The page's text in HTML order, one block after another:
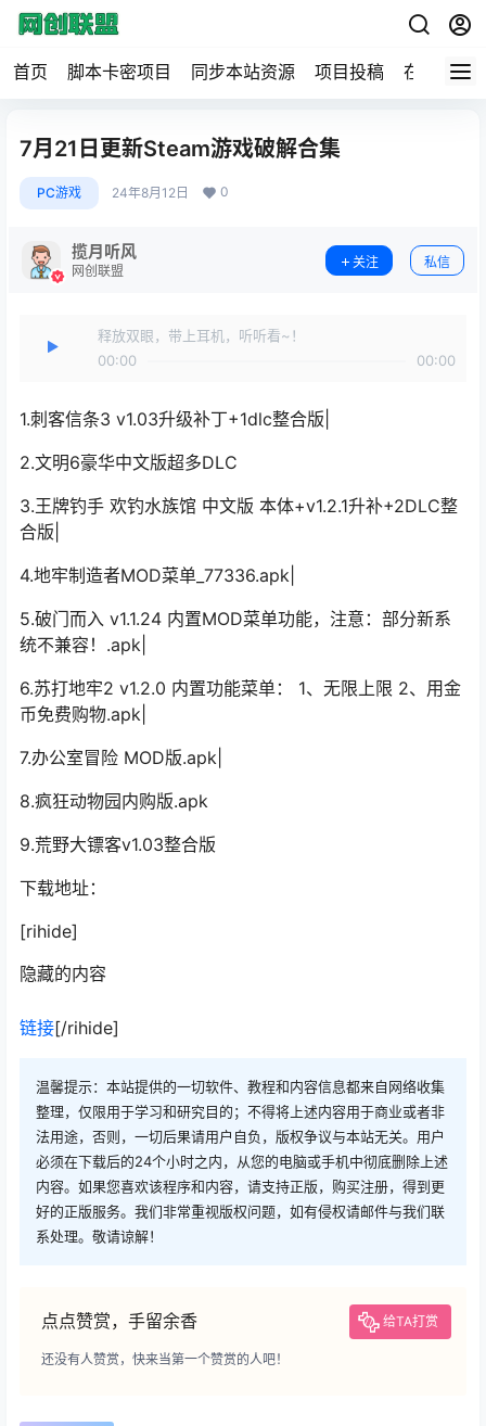
首页 脚本卡密项目 同步本站资源 项目投稿 在线工具
7月21日更新Steam游戏破解合集
PC游戏 24年8月12日 0
揽月听风
网创联盟
关注 私信
释放双眼，带上耳机，听听看~！
00:00
00:00
1.刺客信条3 v1.03升级补丁+1dlc整合版|
2.文明6豪华中文版超多DLC
3.王牌钓手 欢钓水族馆 中文版 本体+v1.2.1升补+2DLC整
合版|
4.地牢制造者MOD菜单_77336.apk|
5.破门而入 v1.1.24 内置MOD菜单功能，注意：部分新系
统不兼容！.apk|
6.苏打地牢2 v1.2.0 内置功能菜单： 1、无限上限 2、用金
币免费购物.apk|
7.办公室冒险 MOD版.apk|
8.疯狂动物园内购版.apk
9.荒野大镖客v1.03整合版
下载地址：
[rihide]
隐藏的内容
链接[/rihide]
温馨提示：本站提供的一切软件、教程和内容信息都来自网络收集
整理，仅限用于学习和研究目的；不得将上述内容用于商业或者非
法用途，否则，一切后果请用户自负，版权争议与本站无关。用户
必须在下载后的24个小时之内，从您的电脑或手机中彻底删除上述
内容。如果您喜欢该程序和内容，请支持正版，购买注册，得到更
好的正版服务。我们非常重视版权问题，如有侵权请邮件与我们联
系处理。敬请谅解！
点点赞赏，手留余香 给TA打赏
还没有人赞赏，快来当第一个赞赏的人吧！